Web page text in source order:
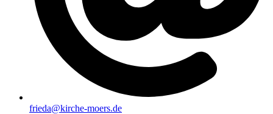
frieda@kirche-moers.de